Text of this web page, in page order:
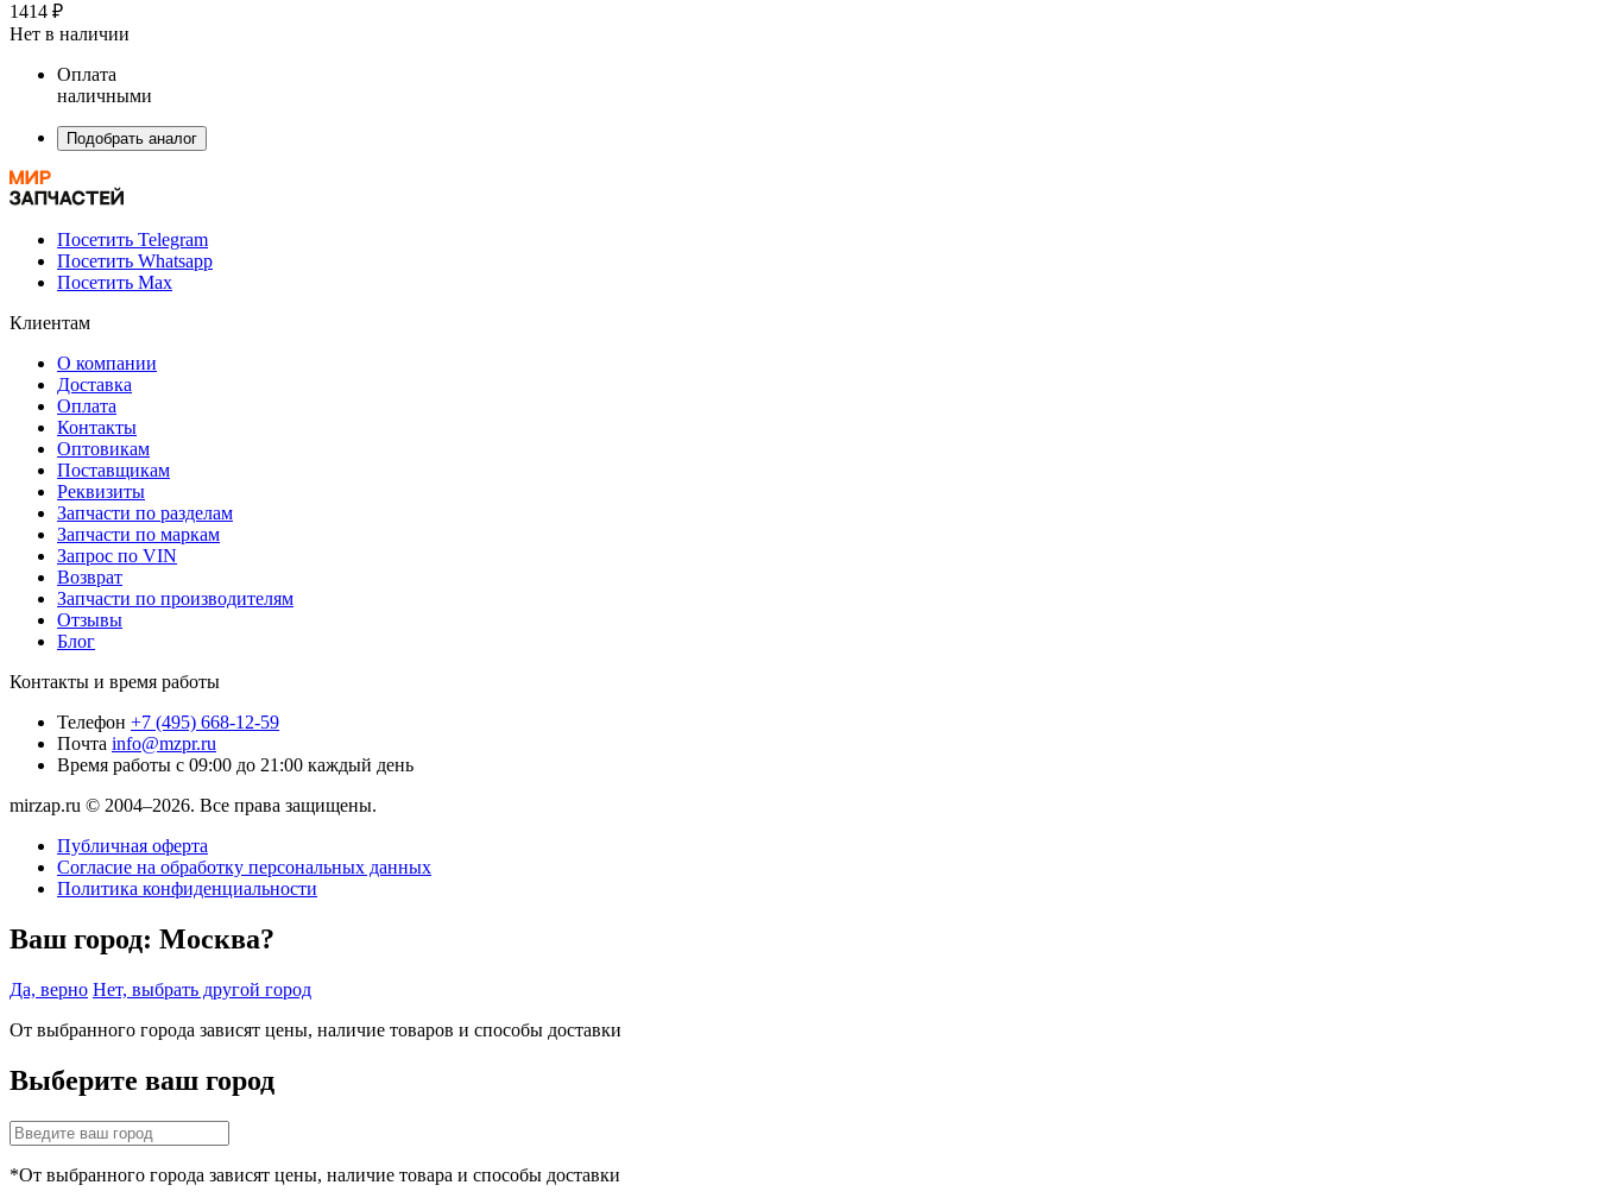
1414 ₽
Нет в наличии
Оплата
наличными
Подобрать аналог
Посетить Telegram
Посетить Whatsapp
Посетить Max
Клиентам
О компании
Доставка
Оплата
Контакты
Оптовикам
Поставщикам
Реквизиты
Запчасти по разделам
Запчасти по маркам
Запрос по VIN
Возврат
Запчасти по производителям
Отзывы
Блог
Контакты и время работы
Телефон +7 (495) 668-12-59
Почта info@mzpr.ru
Время работы с 09:00 до 21:00 каждый день
mirzap.ru © 2004–2026. Все права защищены.
Публичная оферта
Согласие на обработку персональных данных
Политика конфиденциальности
Ваш город: Москва?
Да, верно Нет, выбрать другой город
От выбранного города зависят цены, наличие товаров и способы доставки
Выберите ваш город
*От выбранного города зависят цены, наличие товара и способы доставки